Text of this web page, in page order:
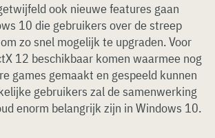
ook nieuwe features gaan
10 die gebruikers over de streep
zo snel mogelijk te upgraden. Voor
12 beschikbaar komen waarmee nog
games gemaakt en gespeeld kunnen
gebruikers zal de samenwerking
enorm belangrijk zijn in Windows 10.